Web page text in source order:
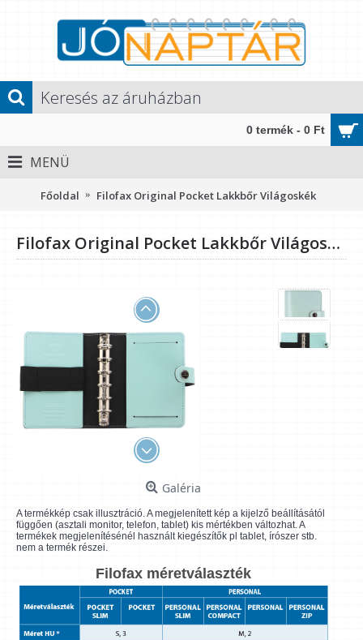
0 termék - 0 Ft
MENÜ
Főoldal Filofax Original Pocket Lakkbőr Világoskék
Filofax Original Pocket Lakkbőr Világoskék
Galéria
A termékkép csak illusztráció. A megjelenített kép a kijelző beállításától
függően (asztali monitor, telefon, tablet) kis mértékben változhat. A
termékek megjelenítésénél használt kiegészítők pl tablet, írószer stb.
nem a termék részei.
Filofax méretválaszték